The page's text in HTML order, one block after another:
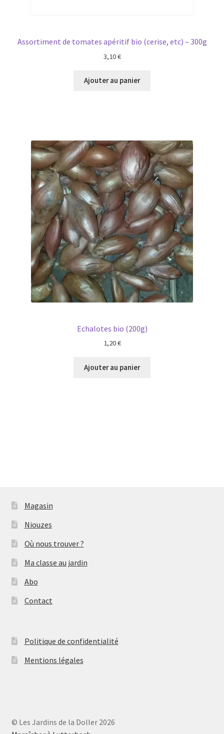
Assortiment de tomates apéritif bio (cerise, etc) – 300g
3,10€
Ajouter au panier
Echalotes bio (200g)
1,20€
Ajouter au panier
Magasin
Niouzes
Où nous trouver ?
Ma classe au jardin
Abo
Contact
Politique de confidentialité
Mentions légales
© Les Jardins de la Doller 2026